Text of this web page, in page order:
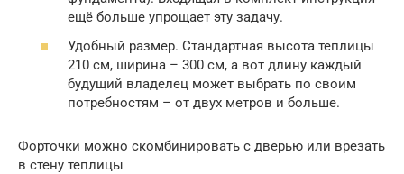
ещё больше упрощает эту задачу.
Удобный размер. Стандартная высота теплицы
210 см, ширина – 300 см, а вот длину каждый
будущий владелец может выбрать по своим
потребностям – от двух метров и больше.
Форточки можно скомбинировать с дверью или врезать
в стену теплицы